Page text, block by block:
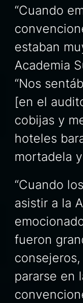
“Cuando
estaban
Academia
“Nos
[en el
cobijas y
hoteles
mortadela
“Cuando
asistir a la
fueron
pararse en